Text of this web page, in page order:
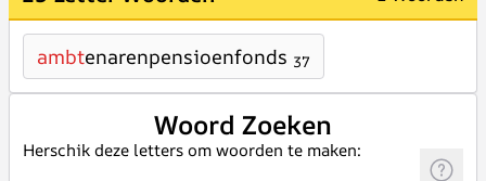
ambtenarenpensioenfonds 37
Woord Zoeken
Herschik deze letters om woorden te maken: